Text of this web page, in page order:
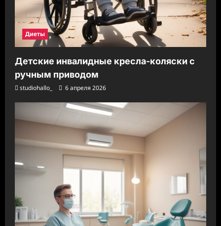
Диеты
Детские инвалидные кресла-коляски с
ручным приводом
studiohallo_ 6 апреля 2026